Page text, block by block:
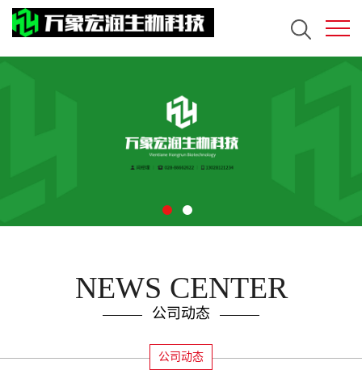
NEWS CENTER
公司动态
公司动态